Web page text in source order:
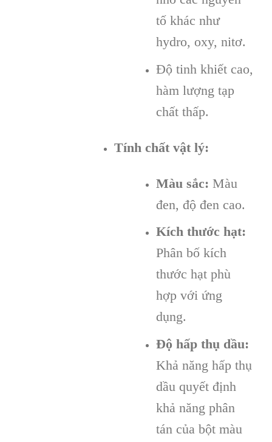
tố khác như
hydro, oxy, nitơ.
Độ tinh khiết cao,
hàm lượng tạp
chất thấp.
Tính chất vật lý:
Màu sắc: Màu
đen, độ đen cao.
Kích thước hạt:
Phân bố kích
thước hạt phù
hợp với ứng
dụng.
Độ hấp thụ dầu:
Khả năng hấp thụ
dầu quyết định
khả năng phân
tán của bột màu